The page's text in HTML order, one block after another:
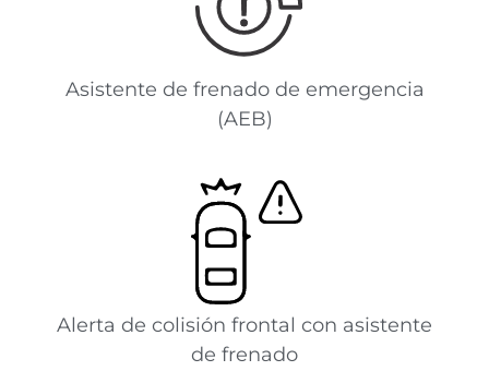
Asistente de frenado de emergencia
(AEB)
Alerta de colisión frontal con asistente
de frenado